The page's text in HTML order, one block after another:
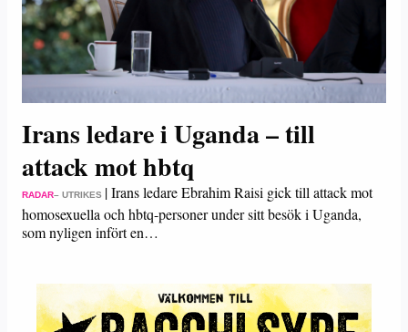
Irans ledare i Uganda – till
attack mot hbtq
RADAR– UTRIKES |Irans ledare Ebrahim Raisi gick till attack mot
homosexuella och hbtq-personer under sitt besök i Uganda,
som nyligen infört en…